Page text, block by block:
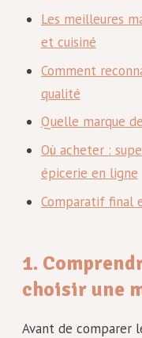
Les meilleures
et cuisiné
Comment
qualité
Quelle marque
Où acheter :
épicerie en ligne
Comparatif final
1.
choisir une
Avant de comparer